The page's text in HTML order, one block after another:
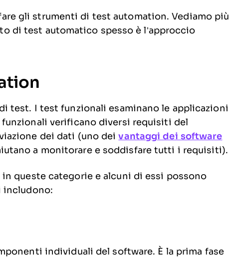
gli strumenti di test automation. Vediamo più
di test automatico spesso è l’approccio
test. I test funzionali esaminano le applicazioni
verificano diversi requisiti del
dei dati (uno deivantaggi dei software
a monitorare e soddisfare tutti i requisiti).
queste categorie e alcuni di essi possono
includono:
individuali del software. È la prima fase